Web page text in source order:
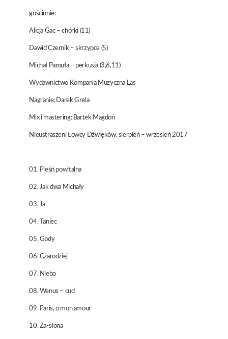
gościnnie:
Alicja Gac – chórki (11)
Dawid Czernik – skrzypce (5)
Michał Pamuła – perkusja (3,6,11)
Wydawnictwo Kompania Muzyczna Las
Nagranie: Darek Grela
Mix i mastering: Bartek Magdoń
Nieustraszeni Łowcy Dźwięków, sierpień – wrzesień 2017
01. Pieśń powitalna
02. Jak dwa Michały
03. Ja
04. Taniec
05. Gody
06. Czarodziej
07. Niebo
08. Wenus – cud
09. Paris, o mon amour
10. Za-słona